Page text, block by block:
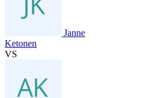
Janne
Ketonen
VS